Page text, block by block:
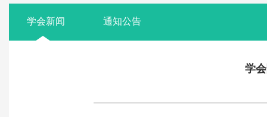
学会新闻 通知公告
学